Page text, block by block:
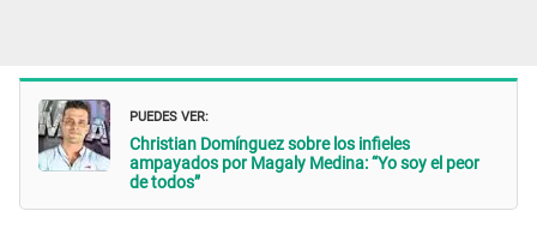
PUEDES VER:
Christian Domínguez sobre los infieles
ampayados por Magaly Medina: “Yo soy el peor
de todos”